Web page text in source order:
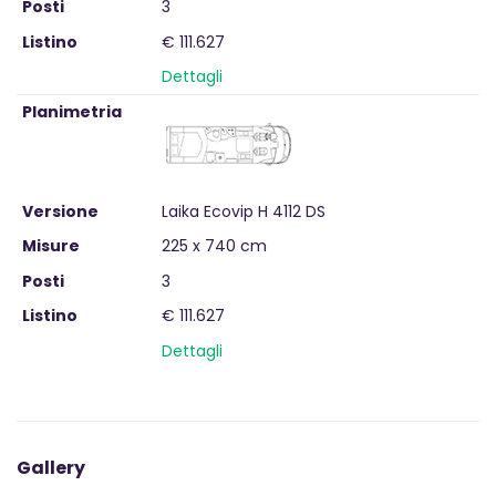
Posti
3
Listino
€ 111.627
Dettagli
Planimetria
Versione
Laika Ecovip H 4112 DS
Misure
225 x 740 cm
Posti
3
Listino
€ 111.627
Dettagli
Gallery